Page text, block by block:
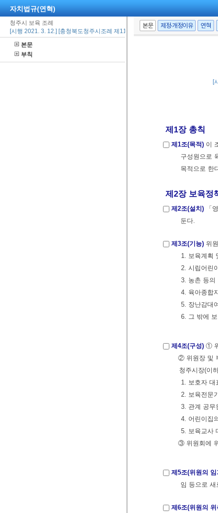
자치법규(연혁)
청주시 보육 조례
[시행 2021. 3. 12.] [충청북도청주시조례 제1102호, 2021. 3. 12., 일부개정]
본문
부칙
본문 제정·개정이유 연혁
[
제1장 총칙
제1조(목적) 이
구성원으로
목적으로 한
제2장 보육정
제2조(설치) 「
둔다.
제3조(기능) 위
1. 보육계획
2. 시립어린
3. 농촌 등의
4. 육아종합
5. 장난감대
6. 그 밖에
제4조(구성) ①
② 위원장 및
청주시장(이
1. 보호자
2. 보육전문
3. 관계 공무
4. 어린이집
5. 보육교사
③ 위원회에
제5조(위원의 임
임 등으로
제6조(위원의